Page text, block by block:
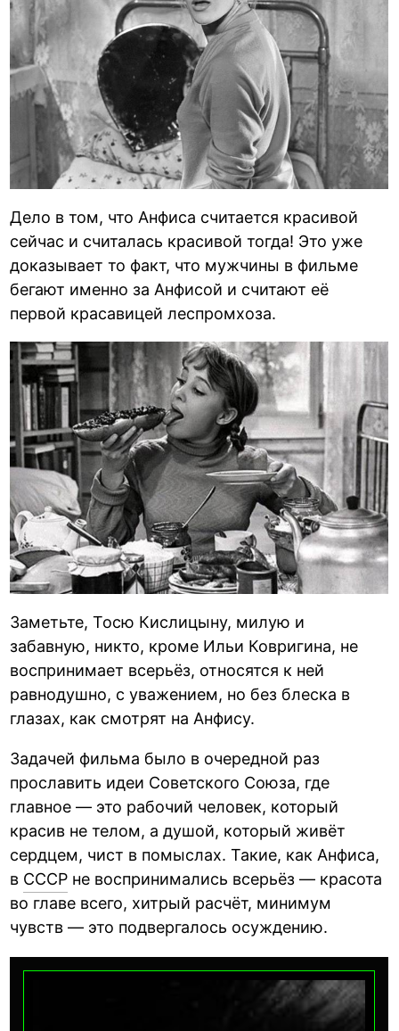
Дело в том, что Анфиса считается красивой
сейчас и считалась красивой тогда! Это уже
доказывает то факт, что мужчины в фильме
бегают именно за Анфисой и считают её
первой красавицей леспромхоза.
Заметьте, Тосю Кислицыну, милую и
забавную, никто, кроме Ильи Ковригина, не
воспринимает всерьёз, относятся к ней
равнодушно, с уважением, но без блеска в
глазах, как смотрят на Анфису.
Задачей фильма было в очередной раз
прославить идеи Советского Союза, где
главное — это рабочий человек, который
красив не телом, а душой, который живёт
сердцем, чист в помыслах. Такие, как Анфиса,
в СССР не воспринимались всерьёз — красота
во главе всего, хитрый расчёт, минимум
чувств — это подвергалось осуждению.